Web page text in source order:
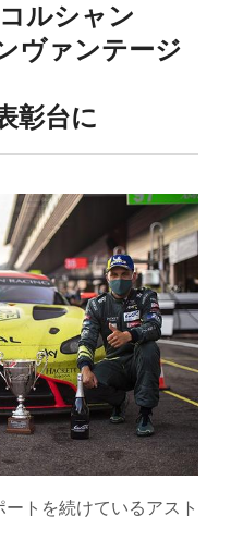
ルシャン
ヴァンテージ
彰台に
トを続けているアスト